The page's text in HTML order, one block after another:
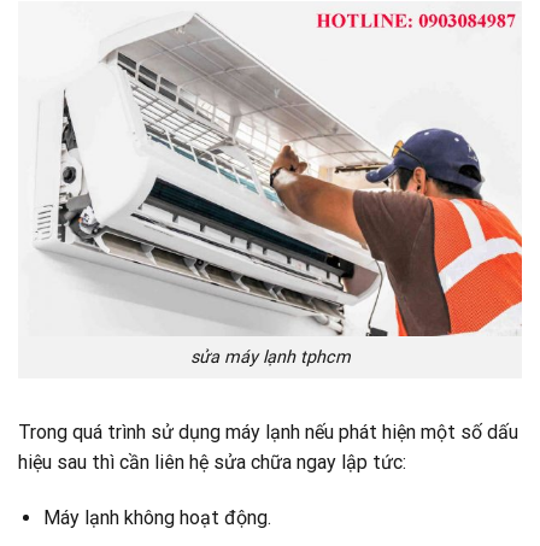
sửa máy lạnh tphcm
Trong quá trình sử dụng máy lạnh nếu phát hiện một số dấu
hiệu sau thì cần liên hệ sửa chữa ngay lập tức:
Máy lạnh không hoạt động.